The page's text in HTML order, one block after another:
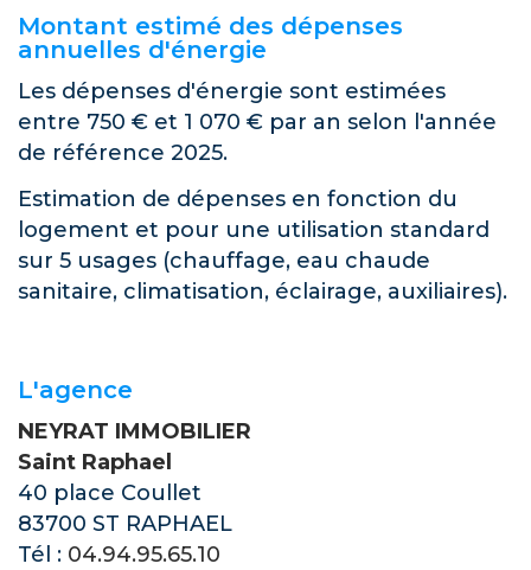
Montant estimé des dépenses
annuelles d'énergie
Les dépenses d'énergie sont estimées
entre 750 € et 1 070 € par an selon l'année
de référence 2025.
Estimation de dépenses en fonction du
logement et pour une utilisation standard
sur 5 usages (chauffage, eau chaude
sanitaire, climatisation, éclairage, auxiliaires).
L'agence
NEYRAT IMMOBILIER
Saint Raphael
40 place Coullet
83700 ST RAPHAEL
Tél : 04.94.95.65.10